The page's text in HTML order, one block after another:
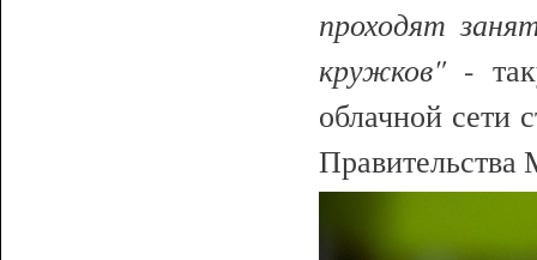
проходят
кружков" -
облачной сети